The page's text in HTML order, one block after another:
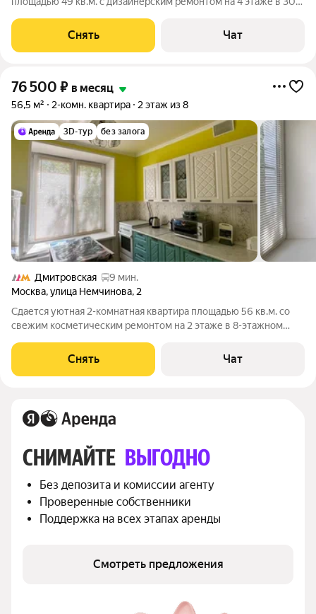
система. Из техники есть: Духовой шкаф Стиральная машина
Сушильная машина
Снять Чат
76 500 ₽ в месяц
56,5 м² 2-комн. квартира 2 этаж из 8
3D-тур без залога
Дмитровская
9 мин.
Москва,улица Немчинова, 2
Сдается уютная 2-комнатная квартира площадью 56 кв.м. со
свежим косметическим ремонтом на 2 этаже в 8-этажном
свежий светлый косметический ремонт. Большая светлая
Снять Чат
СНИМАЙТЕ ВЫГОДНО
Без депозита и комиссии агенту
Проверенные собственники
Поддержка на всех этапах аренды
Смотреть предложения